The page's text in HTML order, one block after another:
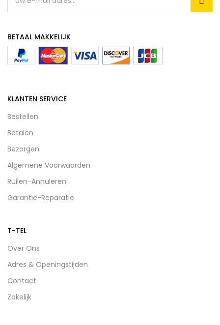
BETAAL MAKKELIJK
KLANTEN SERVICE
Bestellen
Betalen
Bezorgen
Algemene Voorwaarden
Ruilen-Annuleren
Garantie-Reparatie
T-TEL
Over Ons
Adres & Openingstijden
Contact
Zakelijk